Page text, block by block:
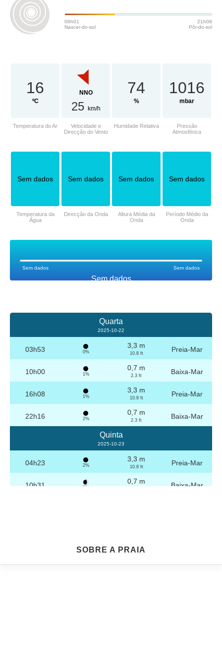
06h01
Nascer-do-sol
21h08
Pôr-do-sol
16
ºC
Temperatura do Ar
NNO
25 km/h
Velocidade e
Direcção do Vento
74
%
Humidade Relativa
1016
mbar
Pressão
Atmosférica
Sem dados
Sem dados Sem dados
Sem dados
Temperatura da
Água
Sem dados
Direcção da Onda
Sem dados
Altura Média da
Onda
Sem dados
Período Médio da
Onda
Quarta
2025-10-22
03h53 0%
3,3 m
10.8 ft Preia-Mar
10h00 1%
0,7 m
2.3 ft Baixa-Mar
16h08 1%
3,3 m
10.8 ft Preia-Mar
22h16 2%
0,7 m
2.3 ft Baixa-Mar
Quinta
2025-10-23
04h23 2%
3,3 m
10.8 ft Preia-Mar
10h31 3%
0,7 m Baixa-Mar
Sexta
SOBRE A PRAIA